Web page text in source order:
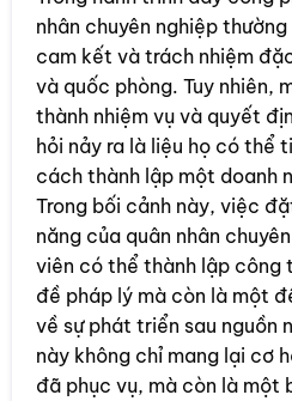
nhân chuyên nghiệp
cam kết và trách nhiệm
và quốc phòng. Tuy nhiên,
thành nhiệm vụ và quyết
hỏi nảy ra là liệu họ có thể
cách thành lập một doanh
Trong bối cảnh này, việc
năng của quân nhân
viên có thể thành lập công
đề pháp lý mà còn là một
về sự phát triển sau nguồn
này không chỉ mang lại cơ
đã phục vụ, mà còn là một